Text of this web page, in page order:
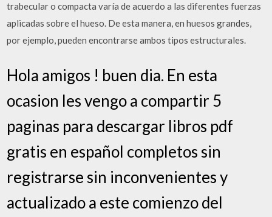
trabecular o compacta varía de acuerdo a las diferentes fuerzas
aplicadas sobre el hueso. De esta manera, en huesos grandes,
por ejemplo, pueden encontrarse ambos tipos estructurales.
Hola amigos ! buen dia. En esta
ocasion les vengo a compartir 5
paginas para descargar libros pdf
gratis en español completos sin
registrarse sin inconvenientes y
actualizado a este comienzo del